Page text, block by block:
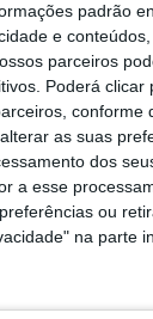
padrão
e
parceiros
Poderá clicar
conforme
as suas
dos
a esse
ou
na parte
25.10 perde